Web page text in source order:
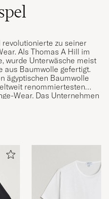
zu seiner
Als Thomas A Hill im
wurde Unterwäsche meist
aus Baumwolle gefertigt.
ägyptischen Baumwolle
renommiertesten
Wear. Das Unternehmen
steht für einfachen